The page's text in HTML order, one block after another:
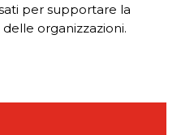
per supportare la
organizzazioni.